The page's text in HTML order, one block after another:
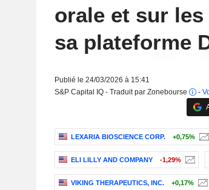
orale et sur
sa plateforme
Publié le 24/03/2026 à 15:41
S&P Capital IQ - Traduit par Zonebourse
-
LEXARIA BIOSCIENCE CORP. +0,75%
ELI LILLY AND COMPANY -1,29%
VIKING THERAPEUTICS, INC. +0,17%